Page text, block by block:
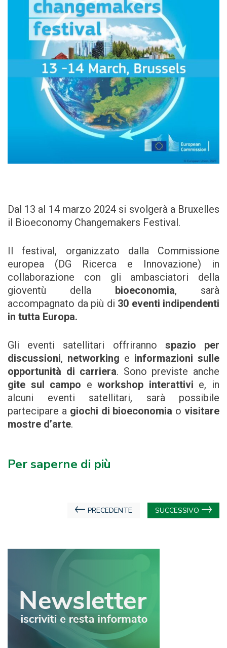
Dal 13 al 14 marzo 2024 si svolgerà a Bruxelles
il Bioeconomy Changemakers Festival.
Il festival, organizzato dalla Commissione
europea (DG Ricerca e Innovazione) in
collaborazione con gli ambasciatori della
gioventù della bioeconomia, sarà
accompagnato da più di 30 eventi indipendenti
in tutta Europa.
Gli eventi satellitari offriranno spazio per
discussioni, networking e informazioni sulle
opportunità di carriera. Sono previste anche
gite sul campo eworkshop interattivi e, in
alcuni eventi satellitari, sarà possibile
partecipare a giochi di bioeconomia ovisitare
mostre d’arte.
Per saperne di più
Navigazione
PRECEDENTE SUCCESSIVO